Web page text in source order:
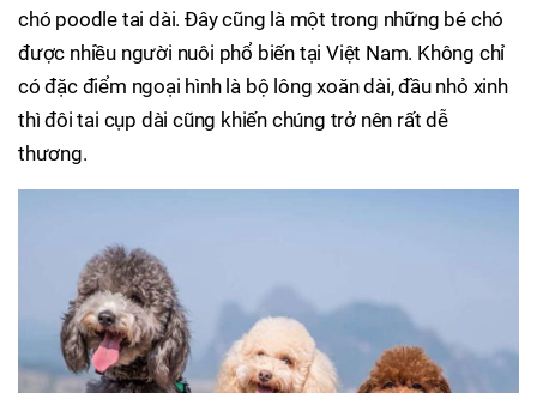
chó poodle tai dài. Đây cũng là một trong những bé chó
được nhiều người nuôi phổ biến tại Việt Nam. Không chỉ
có đặc điểm ngoại hình là bộ lông xoăn dài, đầu nhỏ xinh
thì đôi tai cụp dài cũng khiến chúng trở nên rất dễ
thương.